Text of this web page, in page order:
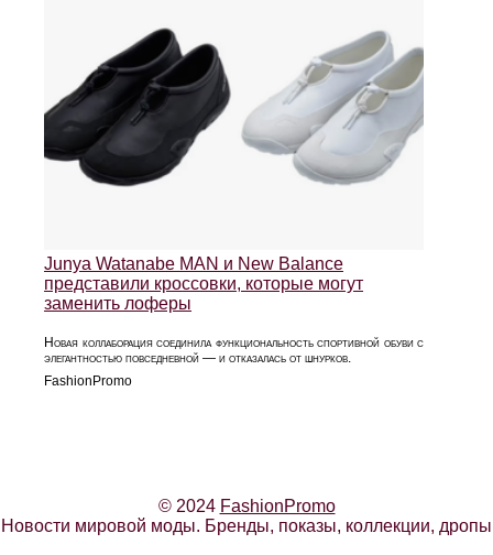
Junya Watanabe MAN и New Balance
представили кроссовки, которые могут
заменить лоферы
Новая коллаборация соединила функциональность спортивной обуви с
элегантностью повседневной — и отказалась от шнурков.
FashionPromo
© 2024 FashionPromo
Новости мировой моды. Бренды, показы, коллекции, дропы